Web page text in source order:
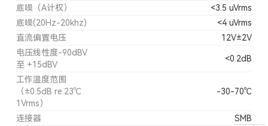
底噪（A计权）
<3.5 uVrms
底噪(20Hz-20khz)
<4 uVrms
直流偏置电压
12V±2V
电压线性度-90dBV
至 +15dBV
<0.2dB
工作温度范围
（±0.5dB re.23℃
1Vrms）
-30-70℃
连接器
SMB